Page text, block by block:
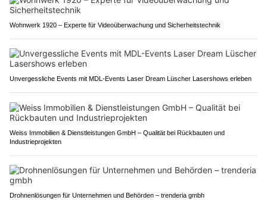
Wohnwerk 1920 – Experte für Videoüberwachung und Sicherheitstechnik
Unvergessliche Events mit MDL-Events Laser Dream Lüscher Lasershows erleben
Weiss Immobilien & Dienstleistungen GmbH – Qualität bei Rückbauten und
Industrieprojekten
Drohnenlösungen für Unternehmen und Behörden – trenderia gmbh